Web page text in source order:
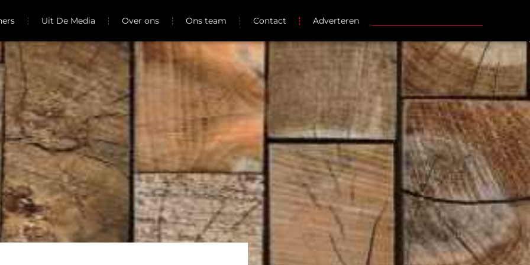
Uit De Media Over ons Ons team Contact Adverteren